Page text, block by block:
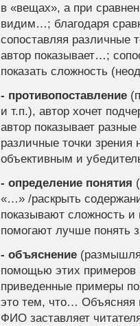
в «вещах», а при
видим…; благодаря
сопоставляя различные
автор показывает…;
показать сложность
- противопоставление
и т.п.), автор хочет
автор показывает
различные точки
объективным и
- определение понятия
«…» /раскрыть
показывают сложность
помогают лучше понять
- объяснение
помощью этих примеров
приведенные примеры
это тем, что… Объясняя
ФИО заставляет